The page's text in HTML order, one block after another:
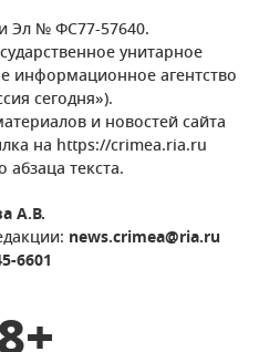
Эл № ФС77-57640.
унитарное
информационное агентство
сегодня»).
и новостей сайта
на https://crimea.ria.ru
текста.
А.В.
news.crimea@ria.ru
6601